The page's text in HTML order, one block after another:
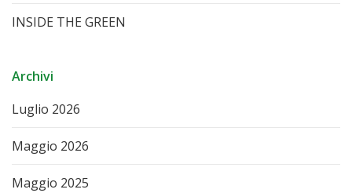
INSIDE THE GREEN
Archivi
Luglio 2026
Maggio 2026
Maggio 2025